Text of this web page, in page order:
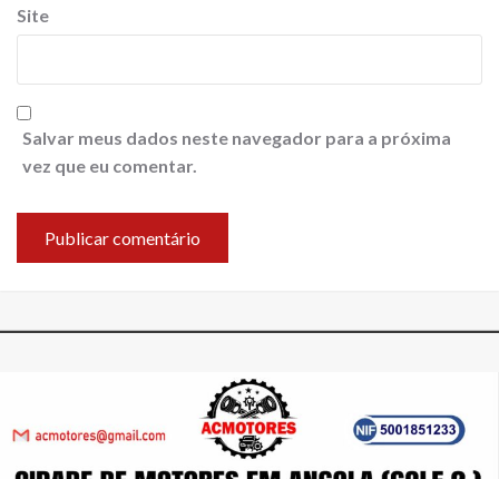
Site
Salvar meus dados neste navegador para a próxima
vez que eu comentar.